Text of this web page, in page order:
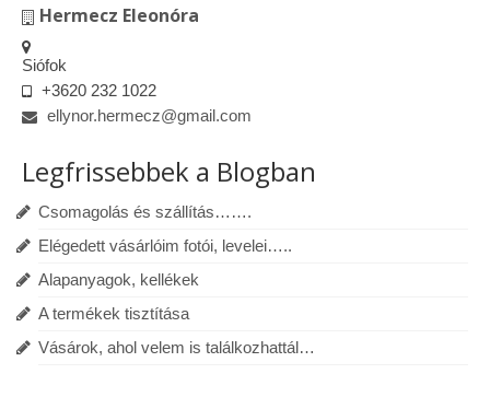
Hermecz Eleonóra
Siófok
+3620 232 1022
ellynor.hermecz@gmail.com
Legfrissebbek a Blogban
Csomagolás és szállítás…….
Elégedett vásárlóim fotói, levelei…..
Alapanyagok, kellékek
A termékek tisztítása
Vásárok, ahol velem is találkozhattál…